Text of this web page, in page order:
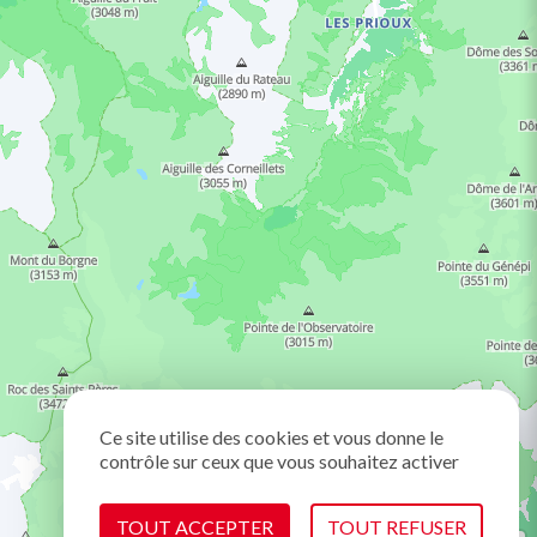
Ce site utilise des cookies et vous donne le
contrôle sur ceux que vous souhaitez activer
TOUT ACCEPTER TOUT REFUSER